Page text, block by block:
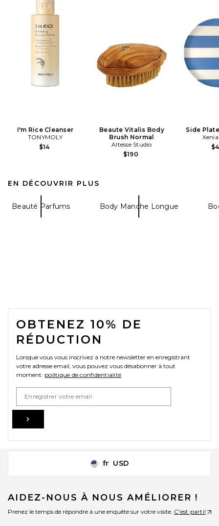
I'm Rice Cleanser
TONYMOLY
$14
Beaute Vitalis Body
Brush Normal
Altesse Studio
$190
Side
EN DÉCOUVRIR PLUS
Beauté Parfums Body Manche Longue
FOOTER
OBTENEZ 10% DE
RÉDUCTION
Lorsque vous vous inscrivez à notre newsletter en enregistrant
votre adresse email, vous pouvez vous désabonner à tout
moment. politique de confidentialité
Change Country Regions
fr USD
AIDEZ-NOUS À NOUS AMÉLIORER !
Prenez le temps de répondre à une enquête sur votre visite. C'est parti!